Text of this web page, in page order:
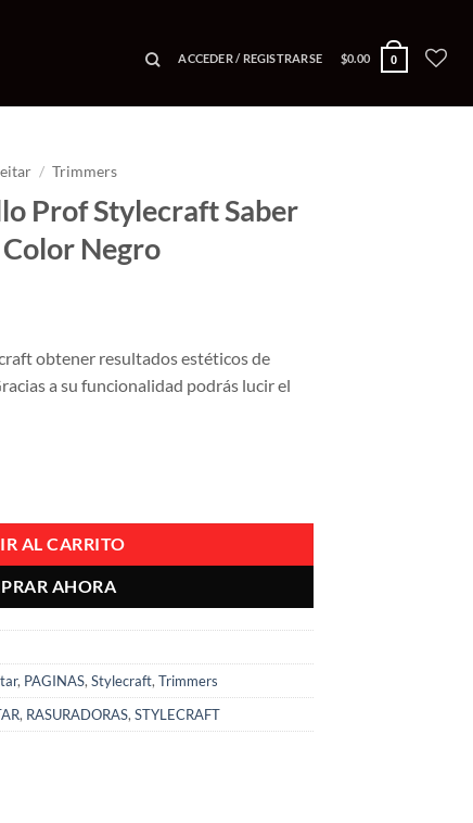
ACCEDER / REGISTRARSE $0.00 0
/ Trimmers
Prof Stylecraft Saber
Negro
obtener resultados estéticos de
a su funcionalidad podrás lucir el
AL CARRITO
AHORA
, PAGINAS, Stylecraft, Trimmers
, RASURADORAS, STYLECRAFT